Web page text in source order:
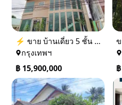
⚡ ขาย บ้านเดี่ยว 5 ชั้น ซอย ประชาชื่น 14 ใกล้ BTS
กรุงเทพฯ
฿ 15,900,000
฿